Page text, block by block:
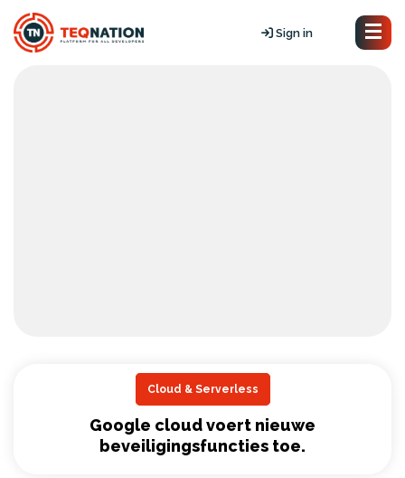
Sign in
Cloud & Serverless
Google cloud voert nieuwe
beveiligingsfuncties toe.